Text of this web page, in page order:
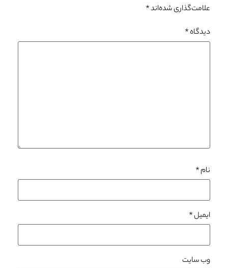
علامت‌گذاری شده‌اند*
دیدگاه*
نام*
ایمیل*
وب‌ سایت